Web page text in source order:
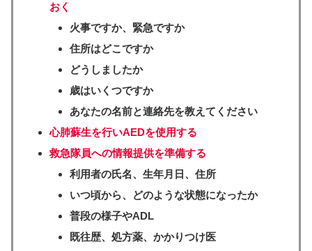
おく
火事ですか、緊急ですか
住所はどこですか
どうしましたか
歳はいくつですか
あなたの名前と連絡先を教えてください
心肺蘇生を行いAEDを使用する
救急隊員への情報提供を準備する
利用者の氏名、生年月日、住所
いつ頃から、どのような状態になったか
普段の様子やADL
既往歴、処方薬、かかりつけ医